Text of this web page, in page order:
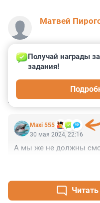
Матвей
КОММЕНТАРИИ 1
Maxi 555
Получай награды
задания!
30 мая 2024, 22:16
А мы же не должны